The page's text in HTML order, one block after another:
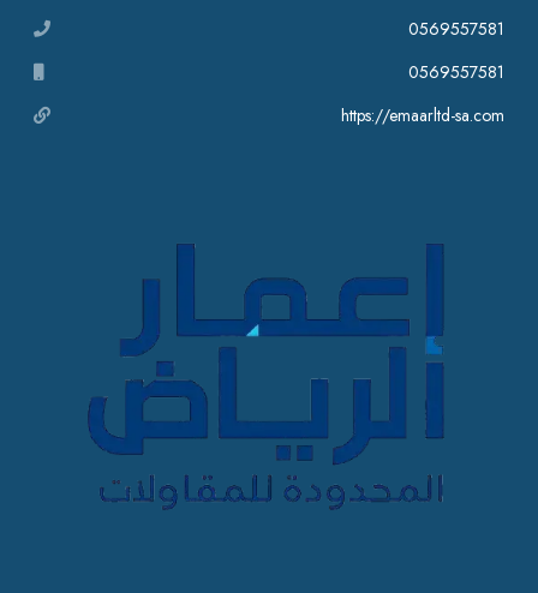
0569557581
0569557581
https://emaarltd-sa.com